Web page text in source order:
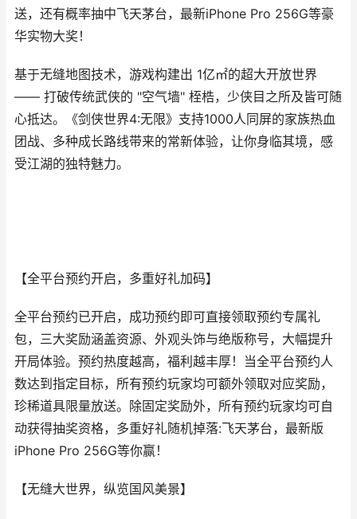
送，还有概率抽中飞天茅台，最新iPhone Pro 256G等豪
华实物大奖！
基于无缝地图技术，游戏构建出 1亿㎡的超大开放世界
—— 打破传统武侠的 "空气墙" 桎梏，少侠目之所及皆可随
心抵达。《剑侠世界4:无限》支持1000人同屏的家族热血
团战、多种成长路线带来的常新体验，让你身临其境，感
受江湖的独特魅力。
【全平台预约开启，多重好礼加码】
全平台预约已开启，成功预约即可直接领取预约专属礼
包，三大奖励涵盖资源、外观头饰与绝版称号，大幅提升
开局体验。预约热度越高，福利越丰厚！当全平台预约人
数达到指定目标，所有预约玩家均可额外领取对应奖励，
珍稀道具限量放送。除固定奖励外，所有预约玩家均可自
动获得抽奖资格，多重好礼随机掉落:飞天茅台，最新版
iPhone Pro 256G等你赢！
【无缝大世界，纵览国风美景】